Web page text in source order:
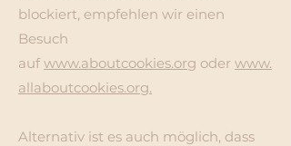
blockiert, empfehlen wir einen
Besuch
aufwww.aboutcookies.org oder www.
allaboutcookies.org.
Alternativ ist es auch möglich, dass